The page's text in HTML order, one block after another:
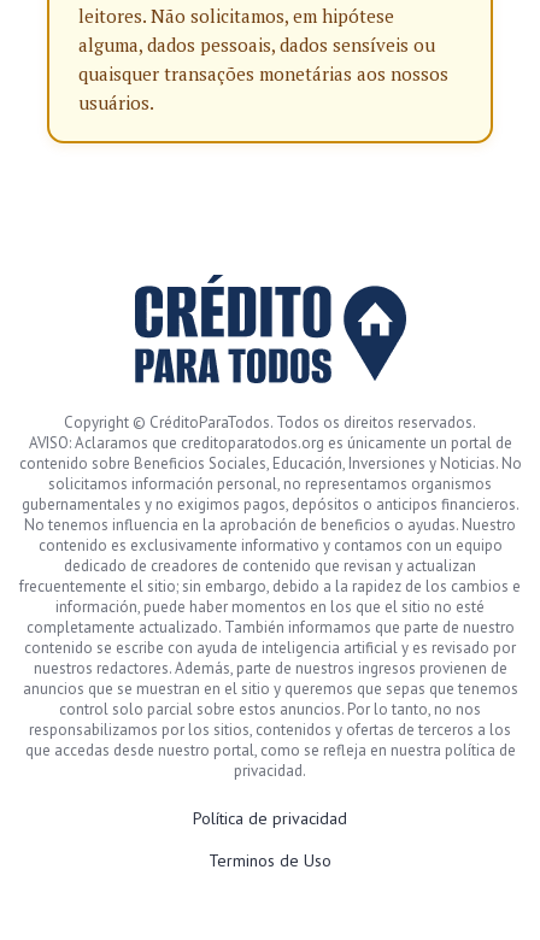
leitores. Não solicitamos, em hipótese
alguma, dados pessoais, dados sensíveis ou
quaisquer transações monetárias aos nossos
usuários.
Copyright © CréditoParaTodos. Todos os direitos reservados.
AVISO: Aclaramos que creditoparatodos.org es únicamente un portal de
contenido sobre Beneficios Sociales, Educación, Inversiones y Noticias. No
solicitamos información personal, no representamos organismos
gubernamentales y no exigimos pagos, depósitos o anticipos financieros.
No tenemos influencia en la aprobación de beneficios o ayudas. Nuestro
contenido es exclusivamente informativo y contamos con un equipo
dedicado de creadores de contenido que revisan y actualizan
frecuentemente el sitio; sin embargo, debido a la rapidez de los cambios e
información, puede haber momentos en los que el sitio no esté
completamente actualizado. También informamos que parte de nuestro
contenido se escribe con ayuda de inteligencia artificial y es revisado por
nuestros redactores. Además, parte de nuestros ingresos provienen de
anuncios que se muestran en el sitio y queremos que sepas que tenemos
control solo parcial sobre estos anuncios. Por lo tanto, no nos
responsabilizamos por los sitios, contenidos y ofertas de terceros a los
que accedas desde nuestro portal, como se refleja en nuestra política de
privacidad.
Política de privacidad
Terminos de Uso